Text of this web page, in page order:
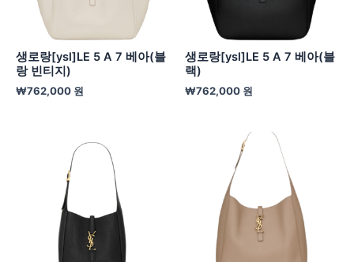
생로랑[ysl]LE 5 A 7 베아(블
랑 빈티지)
₩762,000 원
생로랑[ysl]LE 5 A 7 베아(블
랙)
₩762,000 원